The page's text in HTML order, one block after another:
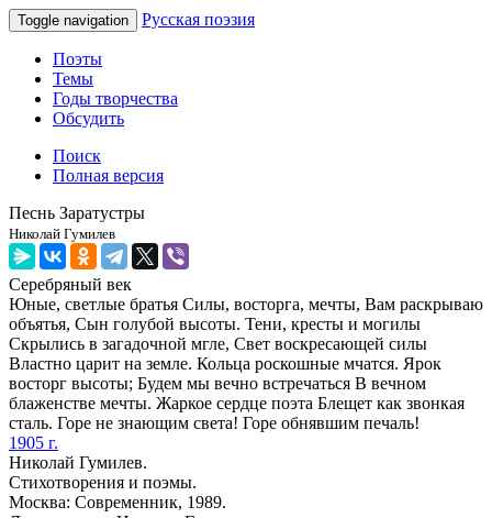
Toggle navigation Русская поэзия
Поэты
Темы
Годы творчества
Обсудить
Поиск
Полная версия
Песнь Заратустры
Николай Гумилев
Серебряный век
Юные, светлые братья Силы, восторга, мечты, Вам раскрываю
объятья, Сын голубой высоты. Тени, кресты и могилы
Скрылись в загадочной мгле, Свет воскресающей силы
Властно царит на земле. Кольца роскошные мчатся. Ярок
восторг высоты; Будем мы вечно встречаться В вечном
блаженстве мечты. Жаркое сердце поэта Блещет как звонкая
сталь. Горе не знающим света! Горе обнявшим печаль!
1905 г.
Николай Гумилев.
Стихотворения и поэмы.
Москва: Современник, 1989.